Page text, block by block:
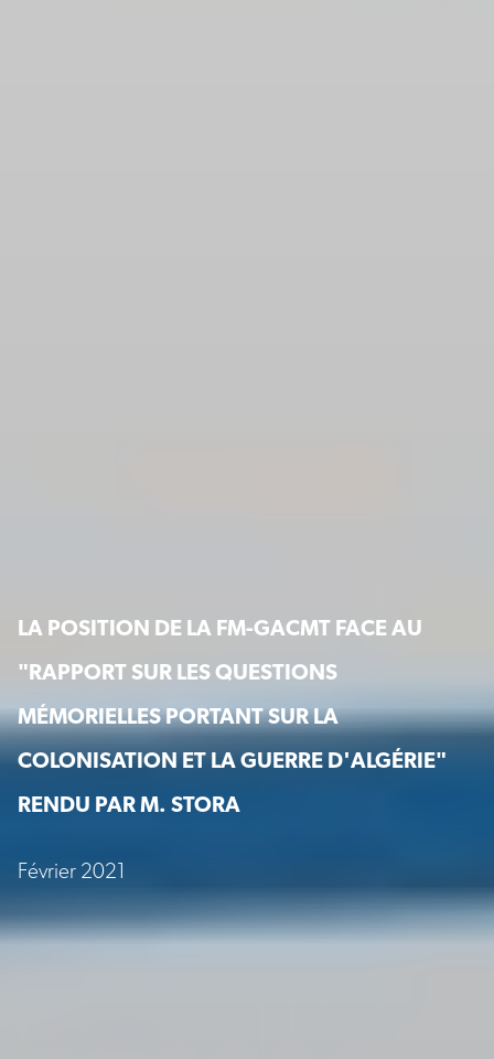
LA POSITION DE LA FM-GACMT FACE AU
"RAPPORT SUR LES QUESTIONS
MÉMORIELLES PORTANT SUR LA
COLONISATION ET LA GUERRE D'ALGÉRIE"
RENDU PAR M. STORA
Février 2021